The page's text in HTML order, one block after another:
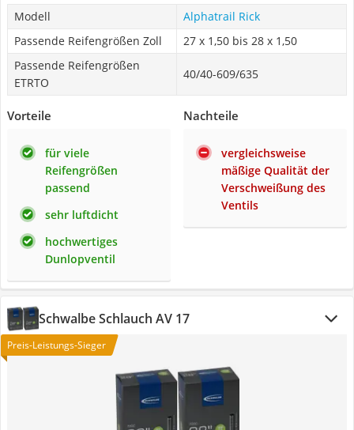
Modell
Alphatrail Rick
Passende Reifengrößen Zoll
27 x 1,50 bis 28 x 1,50
Passende Reifengrößen
ETRTO
40/40-609/635
Vorteile
für viele
Reifengrößen
passend
sehr luftdicht
hochwertiges
Dunlopventil
Nachteile
vergleichsweise
mäßige Qualität der
Verschweißung des
Ventils
Schwalbe Schlauch AV 17
Preis-Leistungs-Sieger